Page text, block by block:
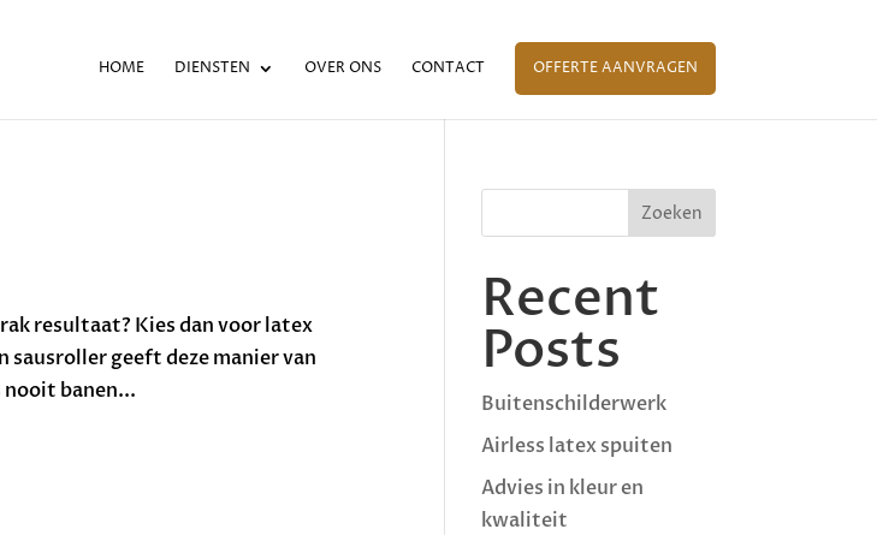
HOME DIENSTEN OVER ONS CONTACT OFFERTE AANVRAGEN
resultaat? Kies dan voor latex
geeft deze manier van
nooit banen...
Zoeken
Recent
Posts
Buitenschilderwerk
Airless latex spuiten
Advies in kleur en
kwaliteit